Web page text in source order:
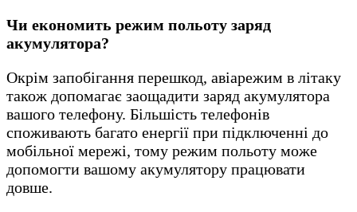
Чи економить режим польоту заряд
акумулятора?
Окрім запобігання перешкод, авіарежим в літаку
також допомагає заощадити заряд акумулятора
вашого телефону. Більшість телефонів
споживають багато енергії при підключенні до
мобільної мережі, тому режим польоту може
допомогти вашому акумулятору працювати
довше.